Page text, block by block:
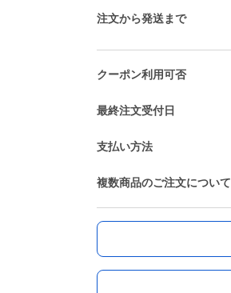
注文から発送まで
クーポン利用可否
最終注文受付日
支払い方法
複数商品のご注文について